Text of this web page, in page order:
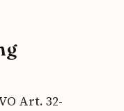
Art. 32-